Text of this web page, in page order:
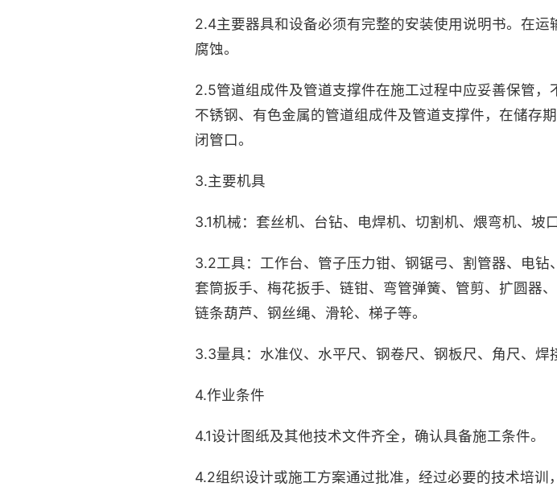
2.4主要器具和设备必须有完整的安装使用说明书。在
腐蚀。
2.5管道组成件及管道支撑件在施工过程中应妥善保管
不锈钢、有色金属的管道组成件及管道支撑件，在储存
闭管口。
3.主要机具
3.1机械：套丝机、台钻、电焊机、切割机、煨弯机、坡
3.2工具：工作台、管子压力钳、钢锯弓、割管器、电钻
套筒扳手、梅花扳手、链钳、弯管弹簧、管剪、扩圆器
链条葫芦、钢丝绳、滑轮、梯子等。
3.3量具：水准仪、水平尺、钢卷尺、钢板尺、角尺、焊
4.作业条件
4.1设计图纸及其他技术文件齐全，确认具备施工条件。
4.2组织设计或施工方案通过批准，经过必要的技术培训